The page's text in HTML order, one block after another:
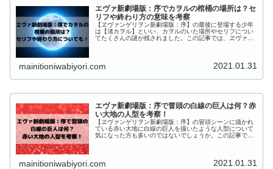
エヴァ新劇場版：序でカヲルの棺桶の場所は？セ
リフや終わり方の意味を考察
【ヱヴァンゲリヲン新劇場版：序】の最後に登場する少年
は【渚カヲル】といい、カヲルのいた場所やセリフについ
てたくさんの謎が残されました。この記事では、ヱヴァン
mainitioniwabiyori.com 2021.01.31
エヴァ新劇場版：序で冒頭の白線の巨人は何？赤
い大地の人型を考察！
【ヱヴァンゲリヲン新劇場版：序】の冒頭シーンに描かれ
ている赤い大地に白線の巨人を描いたような人型について
気になった方も多いのではないでしょうか。この記事で
mainitioniwabiyori.com 2021.01.31